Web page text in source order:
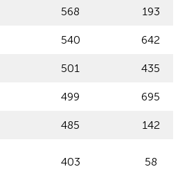
568 193
540 642
501 435
499 695
485 142
403 58